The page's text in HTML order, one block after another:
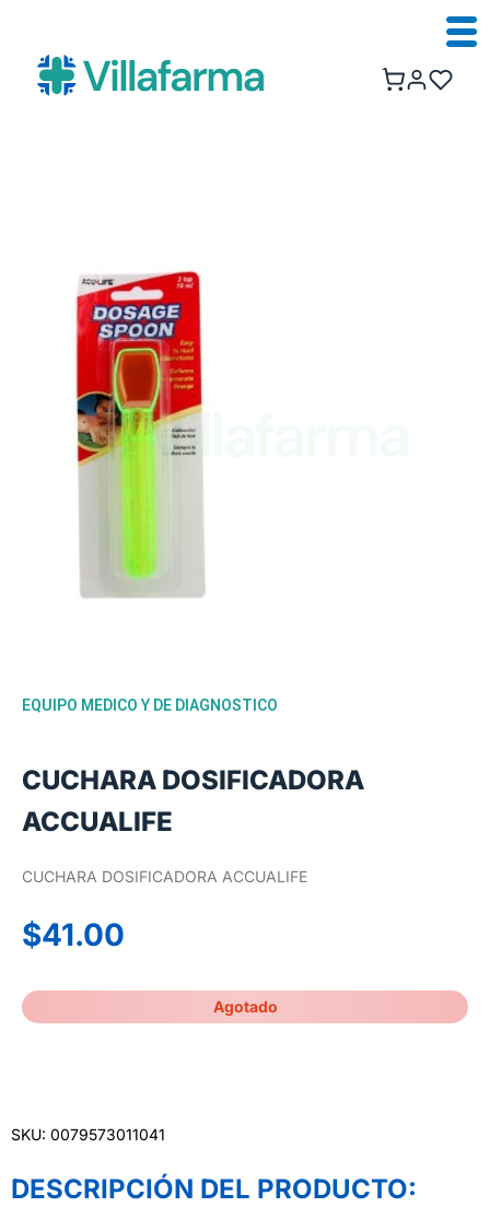
EQUIPO MEDICO Y DE DIAGNOSTICO
CUCHARA DOSIFICADORA
ACCUALIFE
CUCHARA DOSIFICADORA ACCUALIFE
$41.00
Agotado
SKU: 0079573011041
DESCRIPCIÓN DEL PRODUCTO: